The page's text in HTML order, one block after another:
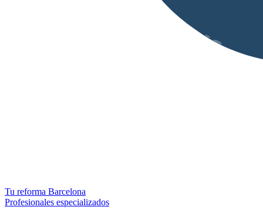
Tu reforma Barcelona
Profesionales especializados